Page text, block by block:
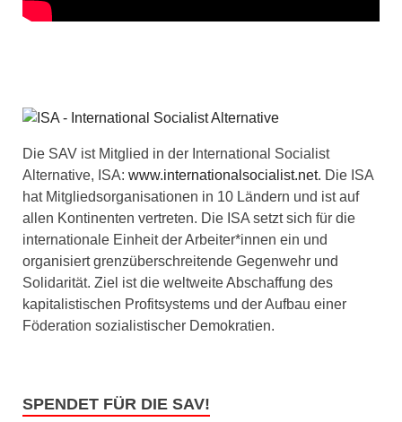
Die SAV ist Mitglied in der International Socialist
Alternative, ISA: www.internationalsocialist.net. Die ISA
hat Mitgliedsorganisationen in 10 Ländern und ist auf
allen Kontinenten vertreten. Die ISA setzt sich für die
internationale Einheit der Arbeiter*innen ein und
organisiert grenzüberschreitende Gegenwehr und
Solidarität. Ziel ist die weltweite Abschaffung des
kapitalistischen Profitsystems und der Aufbau einer
Föderation sozialistischer Demokratien.
SPENDET FÜR DIE SAV!